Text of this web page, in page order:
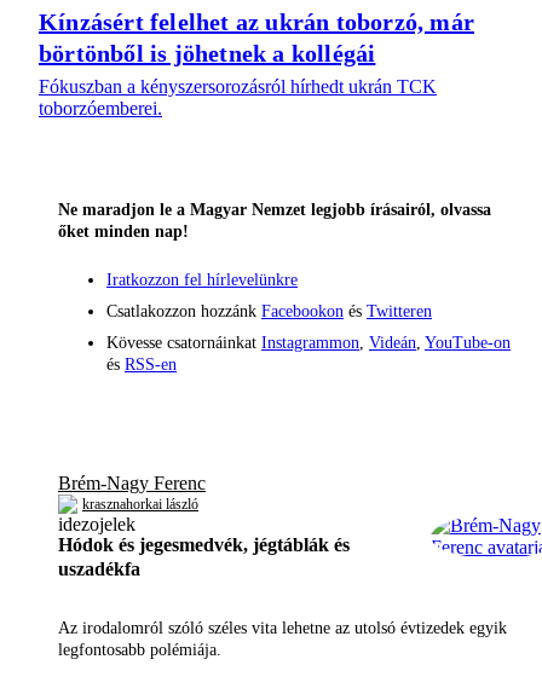
Kínzásért felelhet az ukrán toborzó, már
börtönből is jöhetnek a kollégái
Fókuszban a kényszersorozásról hírhedt ukrán TCK
toborzóemberei.
Ne maradjon le a Magyar Nemzet legjobb írásairól, olvassa
őket minden nap!
Iratkozzon fel hírlevelünkre
Csatlakozzon hozzánk Facebookon és Twitteren
Kövesse csatornáinkat Instagrammon Videán YouTube-on
és RSS-en
Brém-Nagy Ferenc
krasznahorkai lászló
Hódok és jegesmedvék, jégtáblák és
uszadékfa
Az irodalomról szóló széles vita lehetne az utolsó évtizedek egyik
legfontosabb polémiája.